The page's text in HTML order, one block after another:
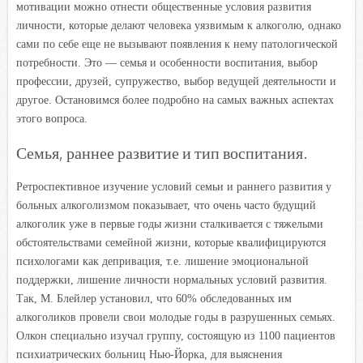
мотивации можно отнести общественные условия развития
личности, которые делают человека уязвимым к алкоголю, однако
сами по себе еще не вызывают появления к нему патологической
потребности. Это — семья и особенности воспитания, выбор
профессии, друзей, супружество, выбор ведущей деятельности и
другое. Остановимся более подробно на самых важных аспектах
этого вопроса.
Семья, раннее развитие и тип воспитания.
Ретроспективное изучение условий семьи и раннего развития у
больных алкоголизмом показывает, что очень часто будущий
алкоголик уже в первые годы жизни сталкивается с тяжелыми
обстоятельствами семейной жизни, которые квалифицируются
психологами как депривация, т.е. лишение эмоциональной
поддержки, лишение личности нормальных условий развития.
Так, М. Блейлер установил, что 60% обследованных им
алкоголиков провели свои молодые годы в разрушенных семьях.
Олкон специально изучал группу, состоящую из 1100 пациентов
психиатрических больниц Нью-Йорка, для выяснения